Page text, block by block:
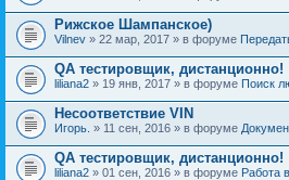
Рижское Шампанское)
Vilnev » 22 мар, 2017 » в форуме
QA тестировщик, дистанционно!
liliana2 » 19 янв, 2017 » в форуме Поиск
Несоответствие VIN
Игорь. » 11 сен, 2016 » в форуме
QA тестировщик, дистанционно!
liliana2 » 01 сен, 2016 » в форуме Работа